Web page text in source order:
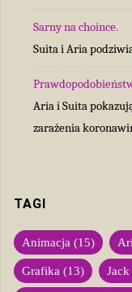
Sarny na choince.
Suita i Aria
Aria i Suita
zarażenia
TAGI
Animacja (15)
Grafika (13)